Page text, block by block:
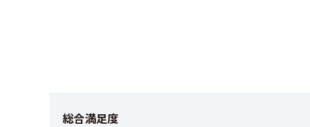
総合満足度